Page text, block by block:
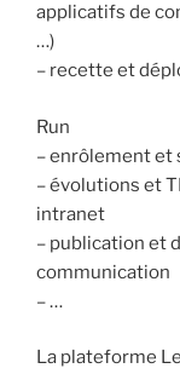
applicatifs de
…)
– recette et
Run
– enrôlement et
– évolutions et
intranet
– publication et
communication
– …
La plateforme